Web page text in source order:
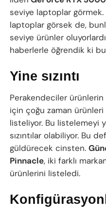
seviye laptoplar görmek.
laptoplar görsek de,
seviye ürünler
haberlerle öğrendik ki
Yine sızıntı
Perakendeciler ürünlerin
için çoğu zaman ürünleri
listeliyor. Bu listelemeyi
sızıntılar olabiliyor. Bu
güldürecek cinsten.
Pinnacle, iki farklı
ürünlerini listeledi.